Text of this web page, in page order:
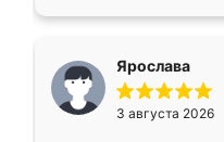
Ярослава
3 августа 2026